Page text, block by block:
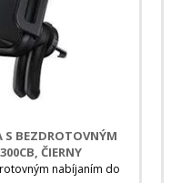
BEZDROTOVNÝM
ČIERNY
nabíjaním do